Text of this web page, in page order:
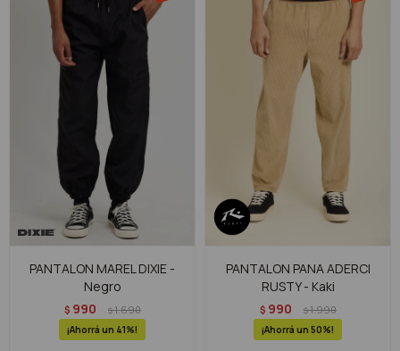
PANTALON MAREL DIXIE -
Negro
$ 990 $1.690
41
PANTALON PANA ADERCI
RUSTY - Kaki
$ 990 $1.990
50